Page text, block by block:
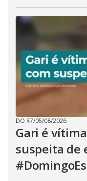
DO R7/05/08/2026
Gari é
suspeita de